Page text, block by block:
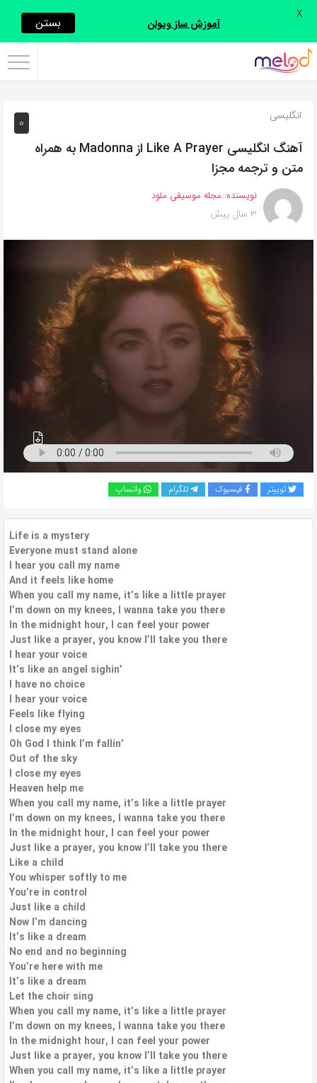
اشتراک
با
روش‌های
زیر
این
صفحه
را
0 انگلیسی
آهنگ انگلیسی Like A Prayer از Madonna به همراه
متن و ترجمه مجزا
نویسنده: مجله موسیقی ملود
3 سال پیش
توییتر فیسبوک تلگرام واتساپ
Life is a mystery
Everyone must stand alone
I hear you call my name
And it feels like home
When you call my name, it’s like a little prayer
I’m down on my knees, I wanna take you there
In the midnight hour, I can feel your power
Just like a prayer, you know I’ll take you there
I hear your voice
It’s like an angel sighin’
I have no choice
I hear your voice
Feels like flying
I close my eyes
Oh God I think I’m fallin’
Out of the sky
I close my eyes
Heaven help me
When you call my name, it’s like a little prayer
I’m down on my knees, I wanna take you there
In the midnight hour, I can feel your power
Just like a prayer, you know I’ll take you there
Like a child
You whisper softly to me
You’re in control
Just like a child
Now I’m dancing
It’s like a dream
No end and no beginning
You’re here with me
It’s like a dream
Let the choir sing
When you call my name, it’s like a little prayer
I’m down on my knees, I wanna take you there
In the midnight hour, I can feel your power
Just like a prayer, you know I’ll take you there
When you call my name, it’s like a little prayer
آموزش ساز ویولن بستن X